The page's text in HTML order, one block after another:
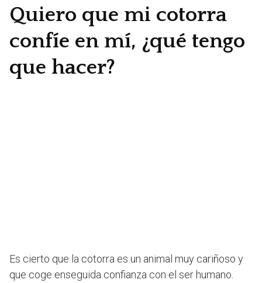
Quiero que mi cotorra
confíe en mí, ¿qué tengo
que hacer?
Es cierto que la cotorra es un animal muy cariñoso y
que coge enseguida confianza con el ser humano.